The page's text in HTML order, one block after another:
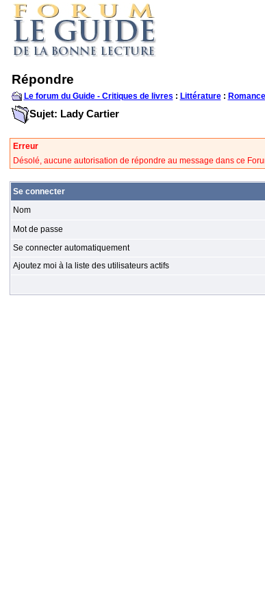
Répondre
Le forum du Guide - Critiques de livres : Littérature:
Sujet: Lady Cartier
Erreur
Désolé, aucune autorisation de répondre au message dans ce
Se connecter
Nom
Mot de passe
Se connecter automatiquement
Ajoutez moi à la liste des utilisateurs actifs